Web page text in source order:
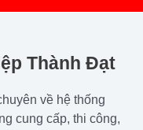
Thành Đạt
về hệ thống
cung cấp, thi công,